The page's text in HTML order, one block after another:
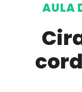
AULA